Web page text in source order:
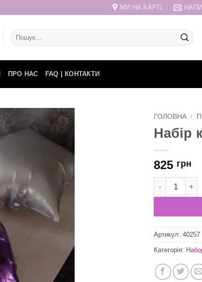
МИ НА КАРТІ
Шукати:
ПРО НАС FAQ | КОНТАКТИ
ГОЛОВНА /
Набір
825 грн
Набір
Артикул: 40257
Категорія: